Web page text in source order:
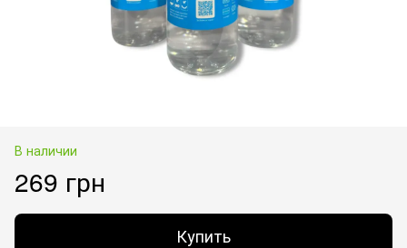
В наличии
269 грн
Купить